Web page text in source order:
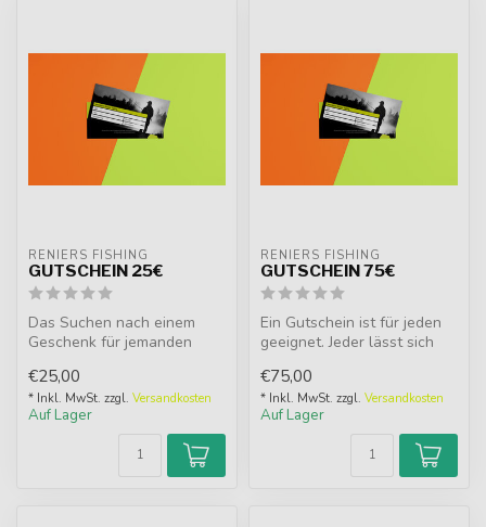
RENIERS FISHING
GUTSCHEIN 25€
Das Suchen nach einem
Geschenk für jemanden
sein. Ein G...
€25,00
* Inkl. MwSt. zzgl. Versandkosten
Auf Lager
RENIERS FISHING
GUTSCHEIN 75€
Ein Gutschein ist für jeden
geeignet. Jeder lässt sich
€75,00
* Inkl. MwSt. zzgl. Versandkosten
Auf Lager